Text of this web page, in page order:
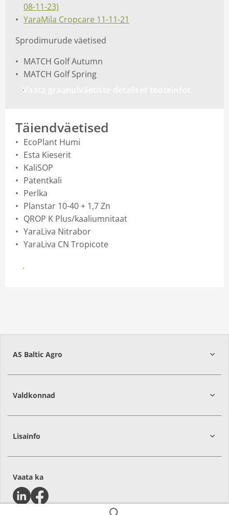
08-11-23)
YaraMila Cropcare 11-11-21
Sprodimurude väetised
MATCH Golf Autumn
MATCH Golf Spring
Vaata graanulväetiste detailset tooteinfot
Täiendväetised
EcoPlant Humi
Esta Kieserit
KaliSOP
Patentkali
Perlka
Planstar 10-40 + 1,7 Zn
QROP K Plus/kaaliumnitaat
YaraLiva Nitrabor
YaraLiva CN Tropicote
Vaata täiendväetiste valiku detailset infot
AS Baltic Agro
Valdkonnad
Lisainfo
Vaata ka